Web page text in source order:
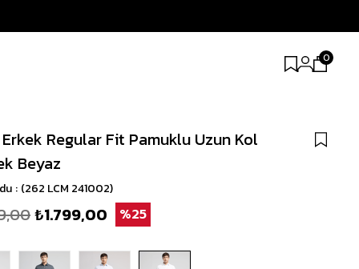
0
Regular Fit Pamuklu Uzun Kol
Beyaz
(262 LCM 241002)
₺1.799,00 25